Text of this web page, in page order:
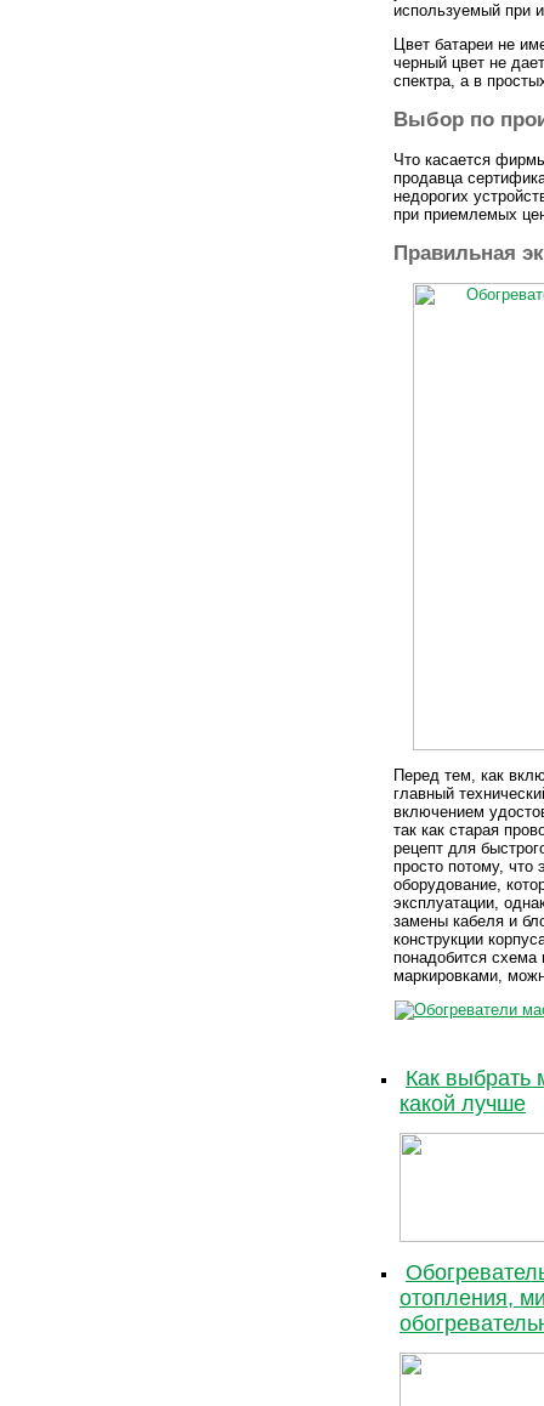
используемый при
Цвет батареи не
черный цвет не
спектра, а в
Выбор по
Что касается
продавца
недорогих
при приемлемых
Правильная
Перед тем, как
главный
включением
так как старая
рецепт для
просто потому, что
оборудование,
эксплуатации,
замены кабеля и
конструкции
понадобится схема
маркировками,
Как выбрать
какой лучше
отопления,